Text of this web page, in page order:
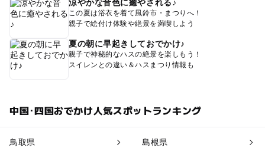
涼やかな音色に癒やされる♪
この夏は浴衣を着て風鈴市・まつりへ！
親子で絵付け体験や絶景を満喫しよう
夏の朝に早起きしておでかけ♪
親子で神秘的なハスの絶景を楽しもう！
スイレンとの違い＆ハスまつり情報も
中国･四国おでかけ人気スポットランキング
鳥取県 島根県